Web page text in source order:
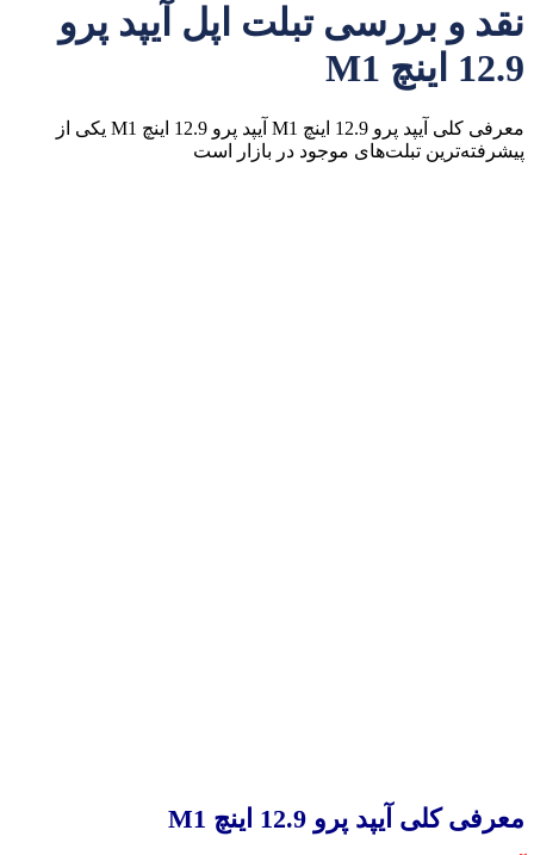
نقد و بررسی تبلت اپل آیپد پرو
12.9 اینچ M1
معرفی کلی آیپد پرو 12.9 اینچ M1 آیپد پرو 12.9 اینچ M1 یکی از
پیشرفته‌ترین تبلت‌های موجود در بازار است
معرفی کلی آیپد پرو 12.9 اینچ M1